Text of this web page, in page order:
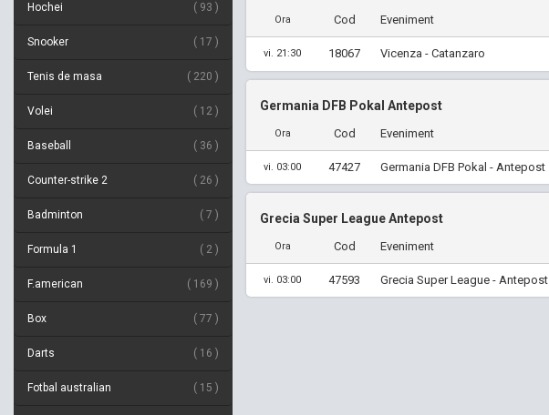
Hochei 93
Snooker 17
Tenis de masa 220
Volei 12
Baseball 36
Counter-strike 2 26
Badminton 7
Formula 1 2
F.american 169
Box 77
Darts 16
Fotbal australian 15
Ora Cod Eveniment
vi. 21:30 18067 Vicenza - Catanzaro
Germania DFB Pokal Antepost
Ora Cod Eveniment
vi. 03:00 47427 Germania DFB Pokal - Antepost
Grecia Super League Antepost
Ora Cod Eveniment
vi. 03:00 47593 Grecia Super League - Antepost